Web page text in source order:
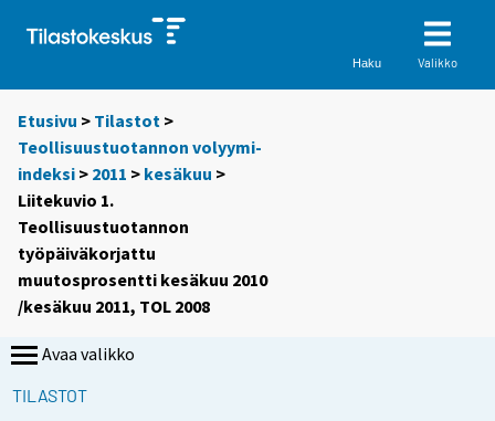
Haku Valikko
Etusivu > Tilastot >
Teollisuustuotannon volyymi-
indeksi > 2011 > kesäkuu >
Liitekuvio 1.
Teollisuustuotannon
työpäiväkorjattu
muutosprosentti kesäkuu 2010
/kesäkuu 2011, TOL 2008
Avaa valikko
TILASTOT